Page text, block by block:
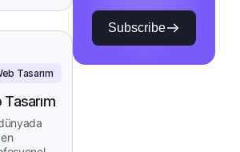
Tasarım
Subscribe